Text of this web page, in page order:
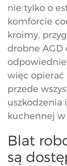
nie tylko o
komforcie
kroimy,
drobne AGD
więc opierać
przede
uszkodzenia
kuchennej w
Blat
są